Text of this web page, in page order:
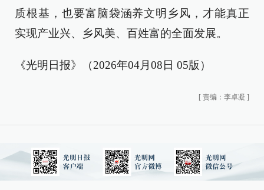
质根基，也要富脑袋涵养文明乡风，才能真正
实现产业兴、乡风美、百姓富的全面发展。
《光明日报》（2026年04月08日 05版）
[ 责编：李卓凝 ]